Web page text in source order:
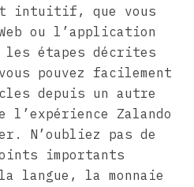
intuitif, que vous
ou l’application
les étapes décrites
pouvez facilement
depuis un autre
Zalando
N’oubliez pas de
importants
la langue, la monnaie